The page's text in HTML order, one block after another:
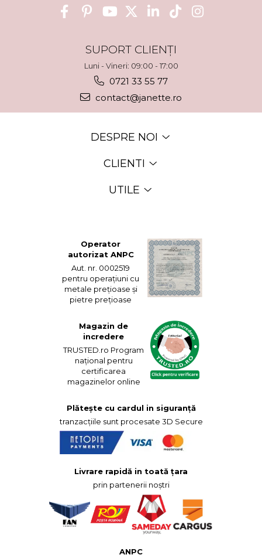
SUPORT CLIENȚI
Luni - Vineri: 09:00 - 17:00
0721 33 55 77
contact@janette.ro
DESPRE NOI
CLIENTI
UTILE
Operator
autorizat ANPC
Aut. nr. 0002519
pentru operațiuni cu
metale prețioase și
pietre prețioase
Magazin de
incredere
TRUSTED.ro Program
național pentru
certificarea
magazinelor online
Plătește cu cardul in siguranță
tranzacțiile sunt procesate 3D Secure
Livrare rapidă in toată țara
prin partenerii noștri
ANPC